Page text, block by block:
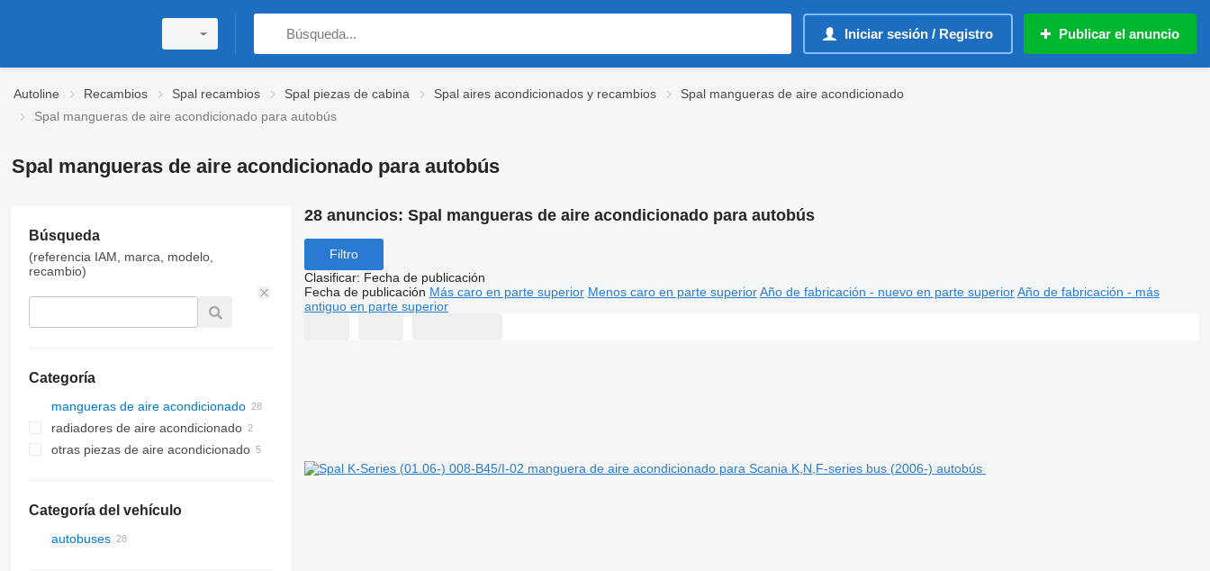
Iniciar sesión / Registro Publicar el anuncio
Autoline Recambios Spal recambios Spal piezas de cabina Spal aires acondicionados y recambios
Spal mangueras de aire acondicionado
Spal mangueras de aire acondicionado para autobús
Spal mangueras de aire acondicionado para autobús
Búsqueda
(referencia IAM, marca, modelo,
recambio)
Categoría
mangueras de aire acondicionado
radiadores de aire acondicionado
otras piezas de aire acondicionado
Categoría del vehículo
autobuses
28 anuncios: Spal mangueras de aire acondicionado para autobús
Filtro
Clasificar: Fecha de publicación
Fecha de publicación Más caro en parte superior Menos caro en parte superior Año de fabricación - nuevo en parte superior Año de fabricación - más
antiguo en parte superior